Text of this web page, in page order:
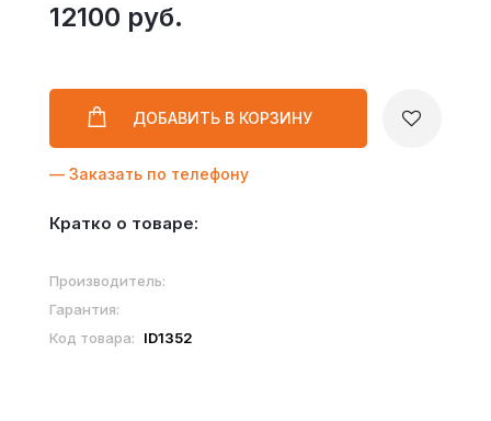
12100 руб.
ДОБАВИТЬ В КОРЗИНУ
— Заказать по телефону
Кратко о товаре:
Производитель:
Гарантия:
Код товара:
ID1352